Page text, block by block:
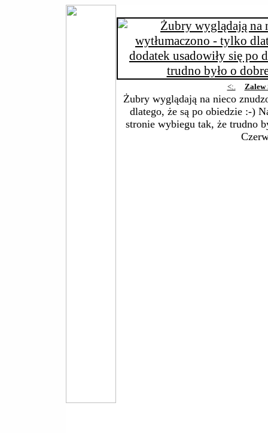
<:. Zalew
Żubry wyglądają na nieco
dlatego, że są po obiedzie :-)
stronie wybiegu tak, że trudno